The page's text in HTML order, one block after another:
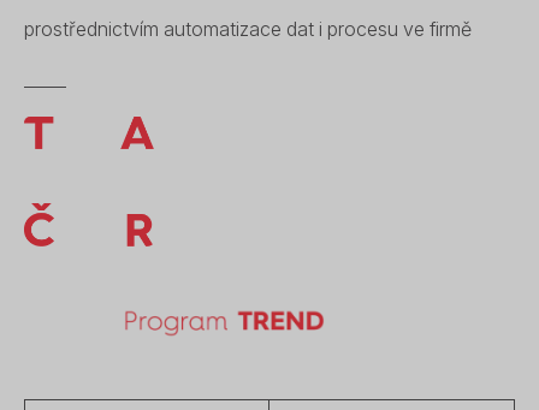
prostřednictvím automatizace dat i procesu ve firmě